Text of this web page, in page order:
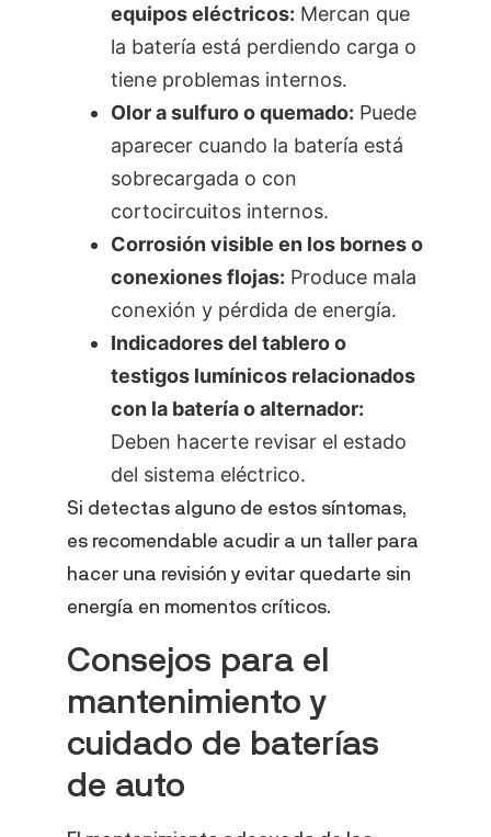
equipos eléctricos: Mercan que
la batería está perdiendo carga o
tiene problemas internos.
Olor a sulfuro o quemado: Puede
aparecer cuando la batería está
sobrecargada o con
cortocircuitos internos.
Corrosión visible en los bornes o
conexiones flojas: Produce mala
conexión y pérdida de energía.
Indicadores del tablero o
testigos lumínicos relacionados
con la batería o alternador:
Deben hacerte revisar el estado
del sistema eléctrico.
Si detectas alguno de estos síntomas,
es recomendable acudir a un taller para
hacer una revisión y evitar quedarte sin
energía en momentos críticos.
Consejos para el
mantenimiento y
cuidado de baterías
de auto